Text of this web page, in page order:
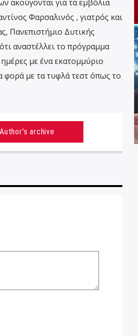
ακούγονται για τα εμβόλια
Φαρσαλινός , γιατρός και
Πανεπιστήμιο Δυτικής
αναστέλλει το πρόγραμμα
με ένα εκατομμύριο
φορά με τα τυφλά τεστ όπως το
Author's archive